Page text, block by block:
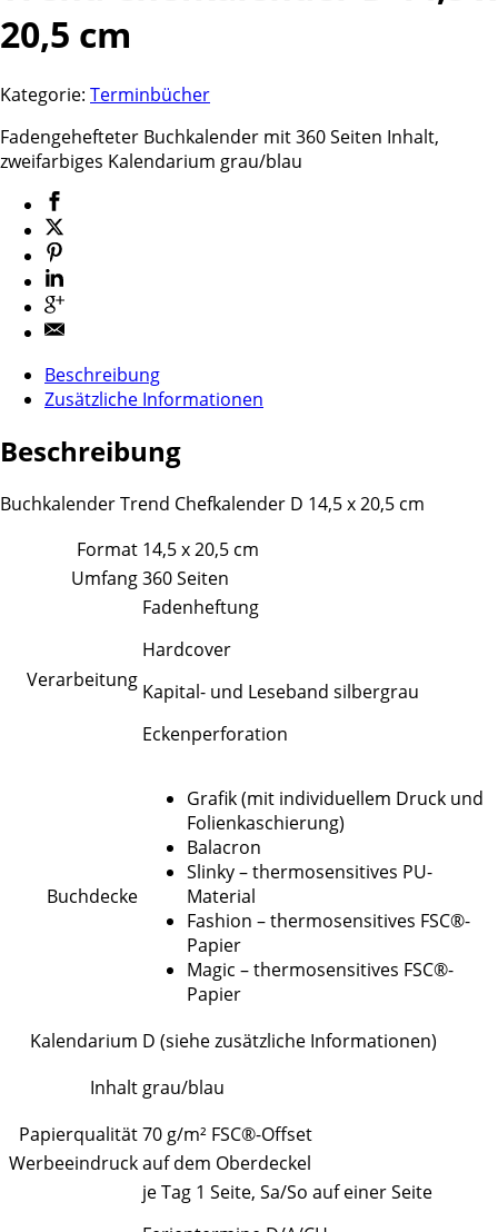
20,5 cm
Kategorie: Terminbücher
Fadengehefteter Buchkalender mit 360 Seiten Inhalt,
zweifarbiges Kalendarium grau/blau
Beschreibung
Zusätzliche Informationen
Beschreibung
Buchkalender Trend Chefkalender D 14,5 x 20,5 cm
Format 14,5 x 20,5 cm
Umfang360 Seiten
Verarbeitung
Fadenheftung
Hardcover
Kapital- und Leseband silbergrau
Eckenperforation
Buchdecke
Grafik (mit individuellem Druck und
Folienkaschierung)
Balacron
Slinky – thermosensitives PU-
Material
Fashion – thermosensitives FSC®-
Papier
Magic – thermosensitives FSC®-
Papier
Kalendarium D (siehe zusätzliche Informationen)
Inhalt grau/blau
Papierqualität70 g/m² FSC®-Offset
Werbeeindruckauf dem Oberdeckel
je Tag 1 Seite, Sa/So auf einer Seite